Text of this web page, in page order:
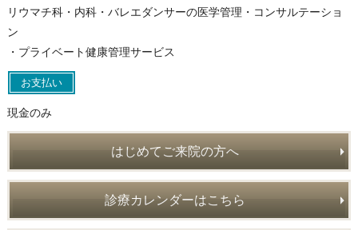
リウマチ科・内科・バレエダンサーの医学管理・コンサルテーショ
ン
・プライベート健康管理サービス
お支払い
現金のみ
はじめてご来院の方へ
診療カレンダーはこちら